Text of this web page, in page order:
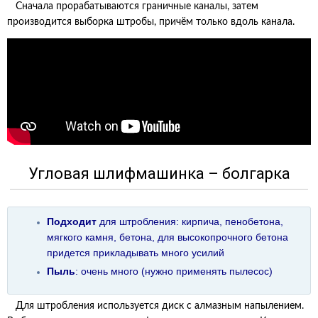
Сначала прорабатываются граничные каналы, затем
производится выборка штробы, причём только вдоль канала.
Угловая шлифмашинка – болгарка
Подходит для штробления: кирпича, пенобетона,
мягкого камня, бетона, для высокопрочного бетона
придется прикладывать много усилий
Пыль: очень много (нужно применять пылесос)
Для штробления используется диск с алмазным напылением.